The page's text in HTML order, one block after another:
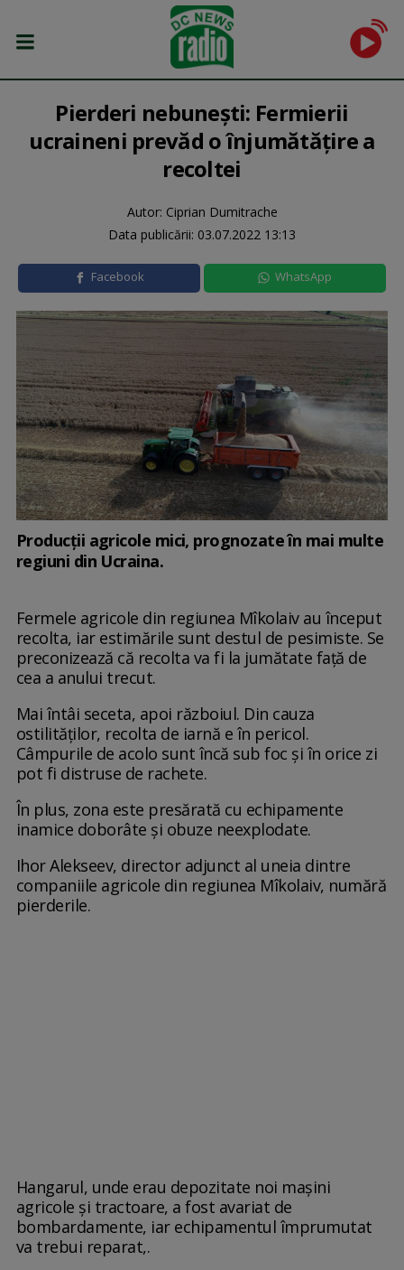
Pierderi nebunești: Fermierii
ucraineni prevăd o înjumătățire a
recoltei
Autor: Ciprian Dumitrache
Data publicării: 03.07.2022 13:13
Facebook WhatsApp
Producții agricole mici, prognozate în mai multe
regiuni din Ucraina.
Fermele agricole din regiunea Mîkolaiv au început
recolta, iar estimările sunt destul de pesimiste. Se
preconizează că recolta va fi la jumătate față de
cea a anului trecut.
Mai întâi seceta, apoi războiul. Din cauza
ostilităților, recolta de iarnă e în pericol.
Câmpurile de acolo sunt încă sub foc și în orice zi
pot fi distruse de rachete.
În plus, zona este presărată cu echipamente
inamice doborâte și obuze neexplodate.
Ihor Alekseev, director adjunct al uneia dintre
companiile agricole din regiunea Mîkolaiv, numără
pierderile.
Hangarul, unde erau depozitate noi mașini
agricole și tractoare, a fost avariat de
bombardamente, iar echipamentul împrumutat
va trebui reparat,.